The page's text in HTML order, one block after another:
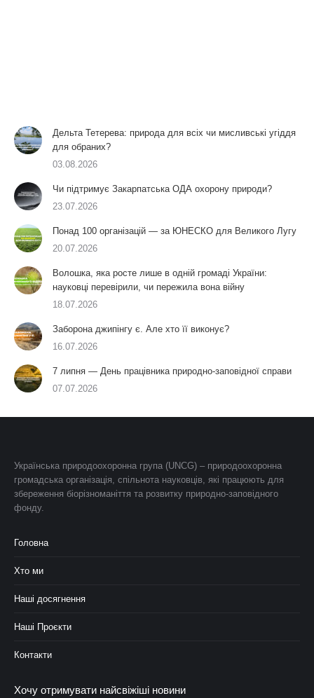
Дельта Тетерева: природа для всіх чи мисливські угіддя
для обраних?
03.08.2026
Чи підтримує Закарпатська ОДА охорону природи?
23.07.2026
Понад 100 організацій — за ЮНЕСКО для Великого Лугу
20.07.2026
Волошка, яка росте лише в одній громаді України:
науковці перевірили, чи пережила вона війну
18.07.2026
Заборона джипінгу є. Але хто її виконує?
16.07.2026
7 липня — День працівника природно-заповідної справи
07.07.2026
Українська природоохоронна група (UNCG) – природоохоронна
громадська організація, спільнота науковців, які працюють для
збереження біорізноманіття та розвитку природно-заповідного
фонду.
Головна
Хто ми
Наші досягнення
Наші Проєкти
Контакти
Хочу отримувати найсвіжіші новини